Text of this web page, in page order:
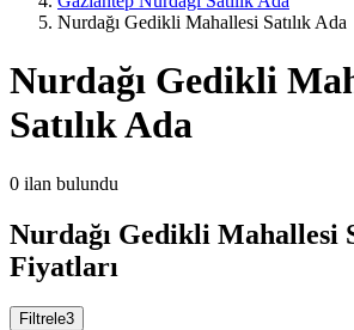
Nurdağı Gedikli Mahallesi Satılık Ada
Nurdağı Gedikli
Satılık Ada
0 ilan bulundu
Nurdağı Gedikli Mahallesi
Fiyatları
Filtrele3